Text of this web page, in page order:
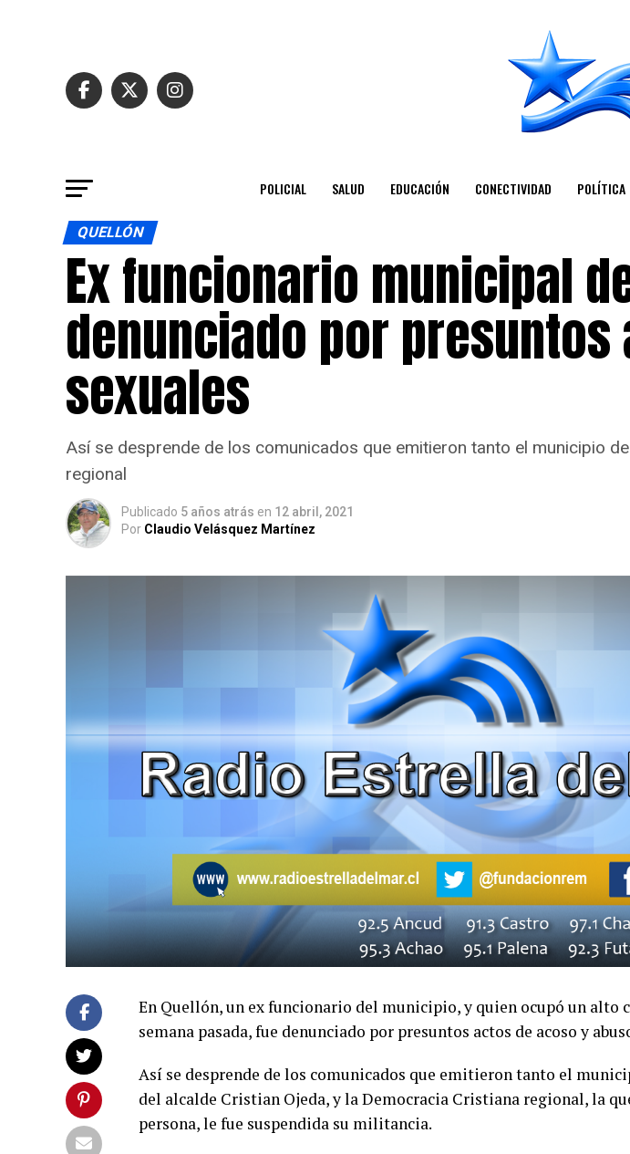
POLICIAL SALUD EDUCACIÓN CONECTIVIDAD POLÍTICA
QUELLÓN
Ex funcionario municipal
denunciado por presuntos
sexuales
Así se desprende de los comunicados que emitieron tanto el municipio
regional
Publicado 5 años atrás en 12 abril, 2021
Por Claudio Velásquez Martínez
En Quellón, un ex funcionario del municipio, y quien ocupó un alto
semana pasada, fue denunciado por presuntos actos de acoso y
Así se desprende de los comunicados que emitieron tanto el
del alcalde Cristian Ojeda, y la Democracia Cristiana regional, la
persona, le fue suspendida su militancia.